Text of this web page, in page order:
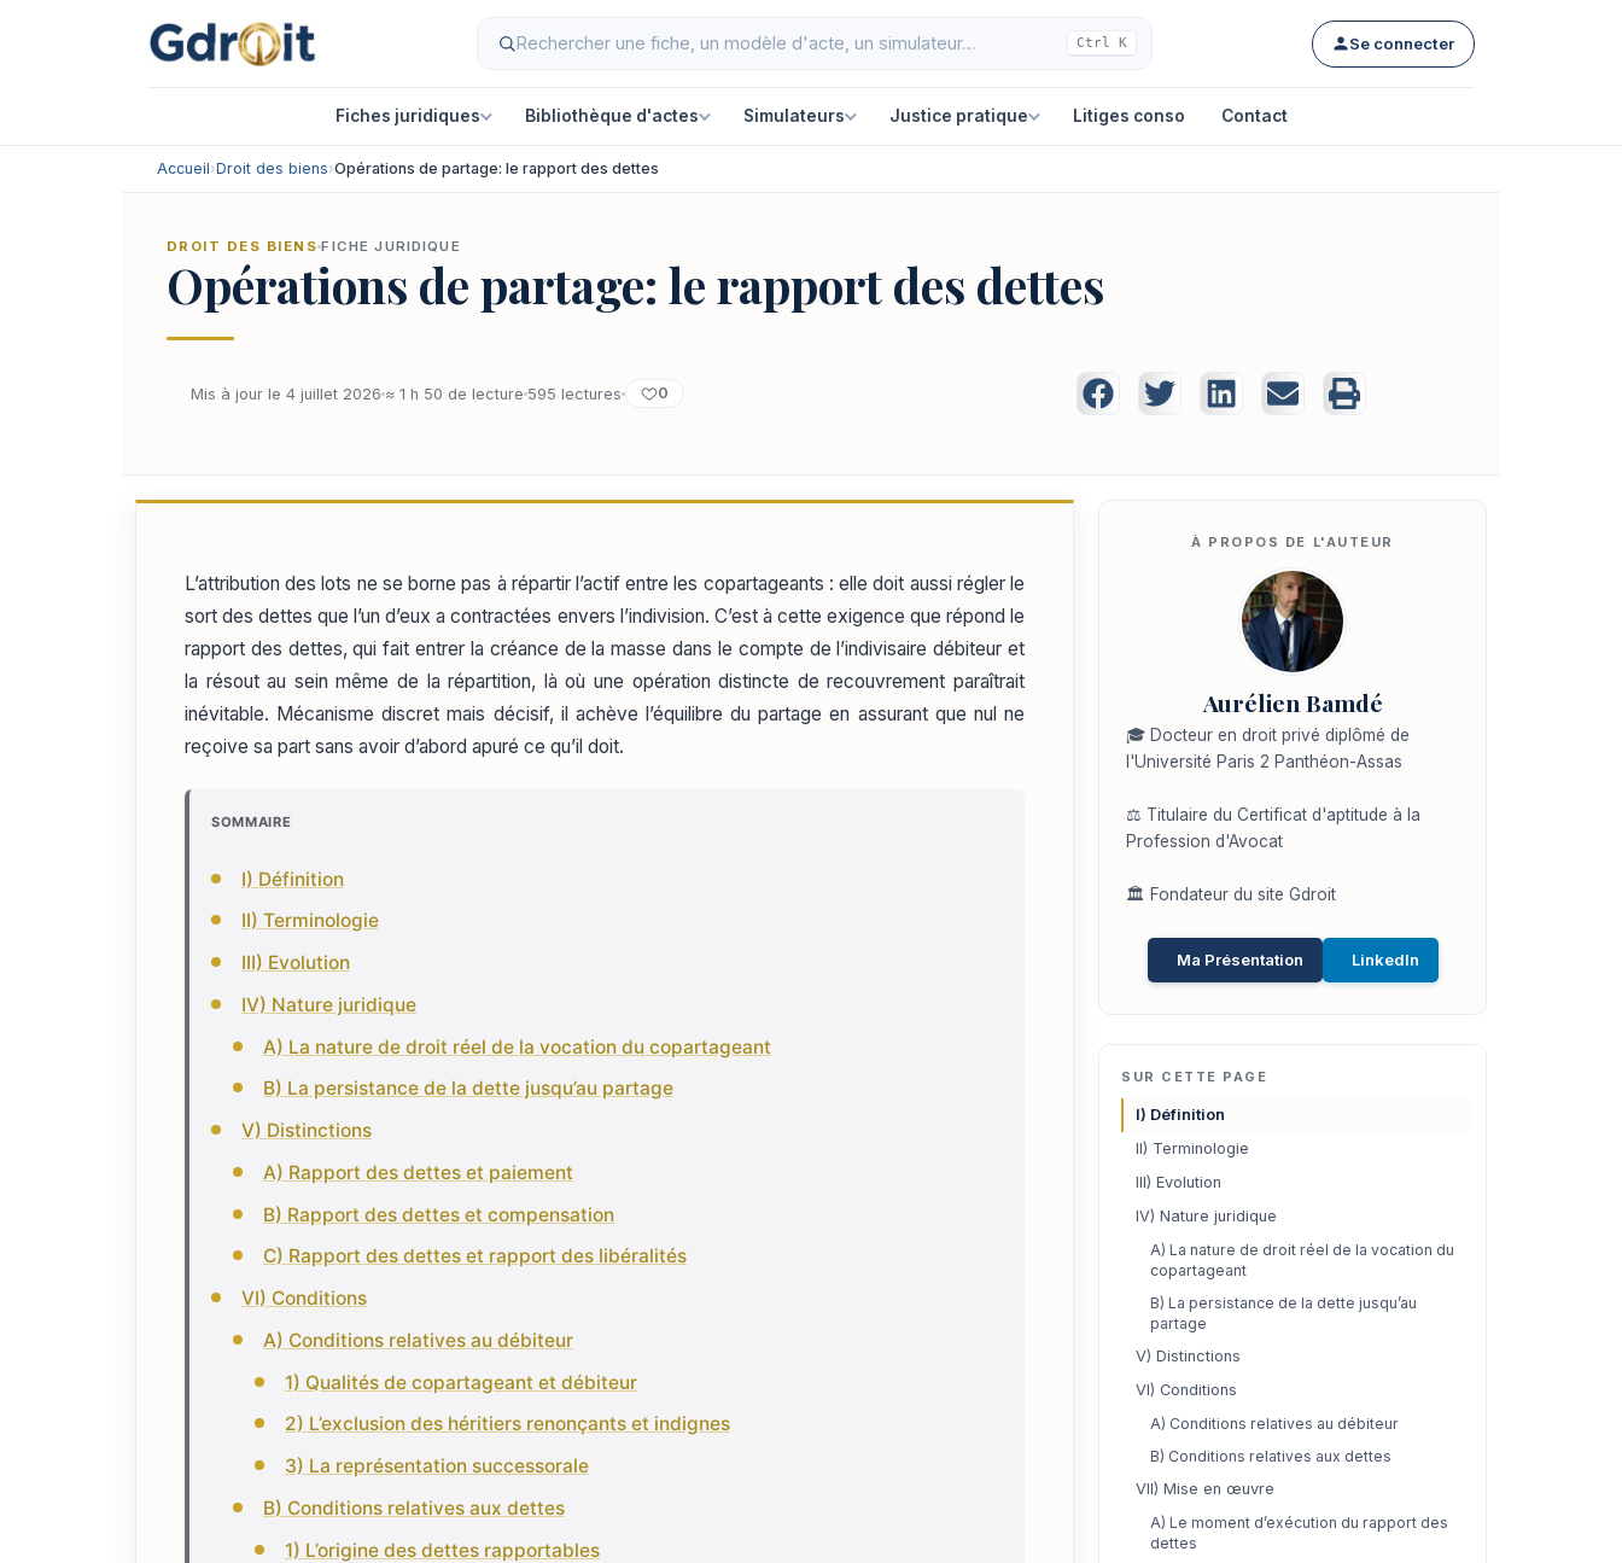
Ctrl K Se connecter
Fiches juridiques Bibliothèque d'actes Simulateurs Justice pratique Litiges conso Contact
Accueil›Droit des biens›Opérations de partage: le rapport des dettes
DROIT DES BIENS FICHE JURIDIQUE
Opérations de partage: le rapport des dettes
Mis à jour le 4 juillet 2026 ≈ 1 h 50 de lecture 595 lectures 0
L’attribution des lots ne se borne pas à répartir l’actif entre les copartageants : elle doit aussi régler le
sort des dettes que l’un d’eux a contractées envers l’indivision. C’est à cette exigence que répond le
rapport des dettes, qui fait entrer la créance de la masse dans le compte de l’indivisaire débiteur et
la résout au sein même de la répartition, là où une opération distincte de recouvrement paraîtrait
inévitable. Mécanisme discret mais décisif, il achève l’équilibre du partage en assurant que nul ne
reçoive sa part sans avoir d’abord apuré ce qu’il doit.
SOMMAIRE
I) Définition
II) Terminologie
III) Evolution
IV) Nature juridique
A) La nature de droit réel de la vocation du copartageant
B) La persistance de la dette jusqu’au partage
V) Distinctions
A) Rapport des dettes et paiement
B) Rapport des dettes et compensation
C) Rapport des dettes et rapport des libéralités
VI) Conditions
A) Conditions relatives au débiteur
1) Qualités de copartageant et débiteur
2) L’exclusion des héritiers renonçants et indignes
3) La représentation successorale
B) Conditions relatives aux dettes
1) L’origine des dettes rapportables
Aurélien Bamdé
🎓 Docteur en droit privé diplômé de
l'Université Paris 2 Panthéon-Assas
⚖️ Titulaire du Certificat d'aptitude à la
Profession d'Avocat
🏛️ Fondateur du site Gdroit
Ma Présentation LinkedIn
SUR CETTE PAGE
I) Définition
II) Terminologie
III) Evolution
IV) Nature juridique
A) La nature de droit réel de la vocation du
copartageant
B) La persistance de la dette jusqu’au
partage
V) Distinctions
VI) Conditions
A) Conditions relatives au débiteur
B) Conditions relatives aux dettes
VII) Mise en œuvre
A) Le moment d’exécution du rapport des
dettes